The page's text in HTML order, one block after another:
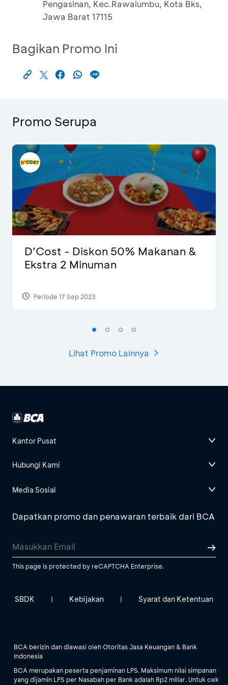
Pengasinan, Kec.Rawalumbu, Kota Bks,
Jawa Barat 17115
Bagikan Promo Ini
Promo Serupa
D’Cost - Diskon 50% Makanan &
Ekstra 2 Minuman
Periode 17 Sep 2023
Lihat Promo Lainnya
Kantor Pusat
Hubungi Kami
Media Sosial
Dapatkan promo dan penawaran terbaik dari BCA
This page is protected by reCAPTCHA Enterprise.
SBDK | Kebijakan | Syarat dan Ketentuan
BCA berizin dan diawasi oleh Otoritas Jasa Keuangan & Bank
Indonesia
BCA merupakan peserta penjaminan LPS. Maksimum nilai simpanan
yang dijamin LPS per Nasabah per Bank adalah Rp2 miliar. Untuk cek